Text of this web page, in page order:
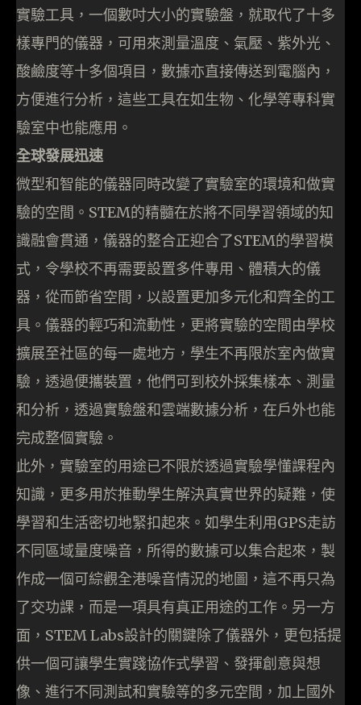
實驗工具，一個數吋大小的實驗盤，就取代了十多
樣專門的儀器，可用來測量溫度、氣壓、紫外光、
酸鹼度等十多個項目，數據亦直接傳送到電腦內，
方便進行分析，這些工具在如生物、化學等專科實
驗室中也能應用。
全球發展迅速
微型和智能的儀器同時改變了實驗室的環境和做實
驗的空間。STEM的精髓在於將不同學習領域的知
識融會貫通，儀器的整合正迎合了STEM的學習模
式，令學校不再需要設置多件專用、體積大的儀
器，從而節省空間，以設置更加多元化和齊全的工
具。儀器的輕巧和流動性，更將實驗的空間由學校
擴展至社區的每一處地方，學生不再限於室內做實
驗，透過便攜裝置，他們可到校外採集樣本、測量
和分析，透過實驗盤和雲端數據分析，在戶外也能
完成整個實驗。
此外，實驗室的用途已不限於透過實驗學懂課程內
知識，更多用於推動學生解決真實世界的疑難，使
學習和生活密切地緊扣起來。如學生利用GPS走訪
不同區域量度噪音，所得的數據可以集合起來，製
作成一個可綜觀全港噪音情況的地圖，這不再只為
了交功課，而是一項具有真正用途的工作。另一方
面，STEM Labs設計的關鍵除了儀器外，更包括提
供一個可讓學生實踐協作式學習、發揮創意與想
像、進行不同測試和實驗等的多元空間，加上國外